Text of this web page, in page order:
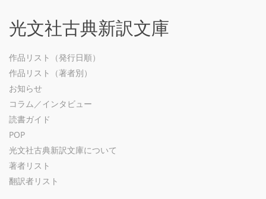
光文社古典新訳文庫
作品リスト（発行日順）
作品リスト（著者別）
お知らせ
コラム／インタビュー
読書ガイド
POP
光文社古典新訳文庫について
著者リスト
翻訳者リスト